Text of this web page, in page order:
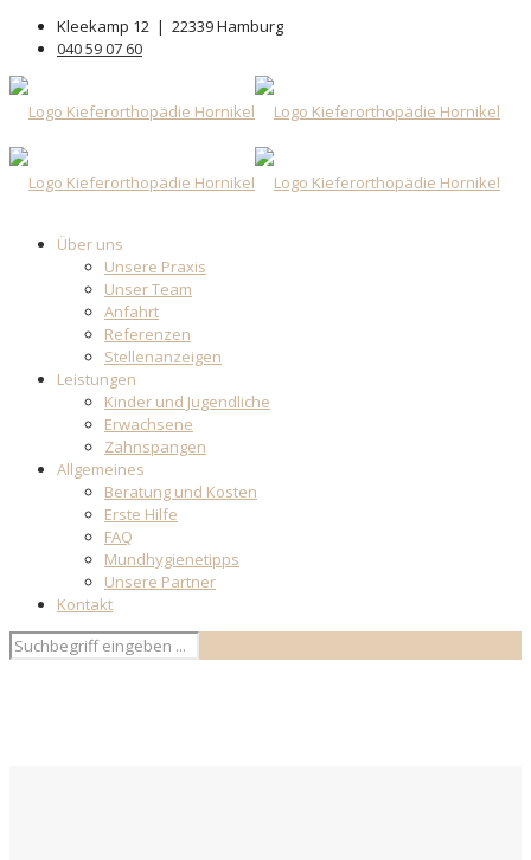
Kleekamp 12 | 22339 Hamburg
040 59 07 60
Über uns
Unsere Praxis
Unser Team
Anfahrt
Referenzen
Stellenanzeigen
Leistungen
Kinder und Jugendliche
Erwachsene
Zahnspangen
Allgemeines
Beratung und Kosten
Erste Hilfe
FAQ
Mundhygienetipps
Unsere Partner
Kontakt